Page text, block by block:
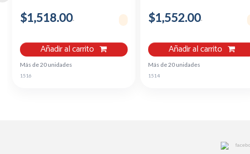
$1,518.00
Añadir al carrito
Más de 20 unidades
1516
$1,552.00
Añadir al carrito
Más de 20 unidades
1514